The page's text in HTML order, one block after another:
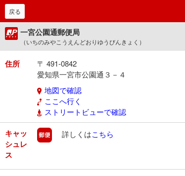
戻る
一宮公園通郵便局
（いちのみやこうえんどおりゆうびんきょく）
住所
〒 491-0842
愛知県一宮市公園通３－４
地図で確認
ここへ行く
ストリートビューで確認
キャッ
シュレ
ス
郵便
詳しくはこちら